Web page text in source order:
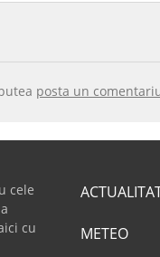
posta un
cele
cu
METEO